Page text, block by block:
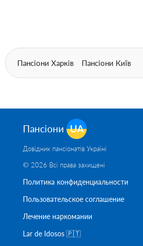
Пансіони Харків Пансіони Київ
Пансіони UA
Довідник пансіонатів Україні
© 2026 Всі права захищені
Политика конфиденциальности
Пользовательское соглашение
Лечение наркомании
Lar de Idosos 🇵🇹